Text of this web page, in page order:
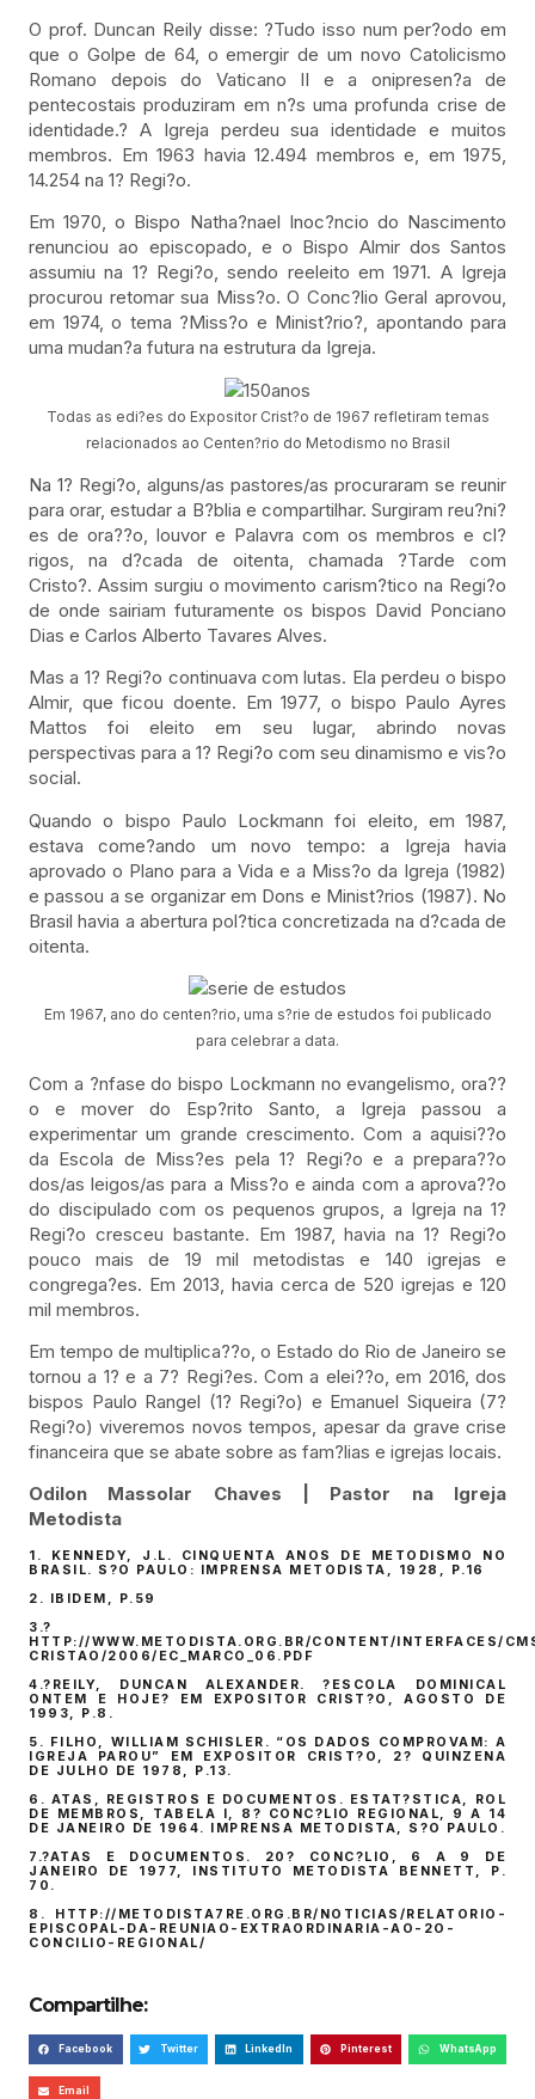
O prof. Duncan Reily disse: ?Tudo isso num per?odo em
que o Golpe de 64, o emergir de um novo Catolicismo
Romano depois do Vaticano II e a onipresen?a de
pentecostais produziram em n?s uma profunda crise de
identidade.? A Igreja perdeu sua identidade e muitos
membros. Em 1963 havia 12.494 membros e, em 1975,
14.254 na 1? Regi?o.
Em 1970, o Bispo Natha?nael Inoc?ncio do Nascimento
renunciou ao episcopado, e o Bispo Almir dos Santos
assumiu na 1? Regi?o, sendo reeleito em 1971. A Igreja
procurou retomar sua Miss?o. O Conc?lio Geral aprovou,
em 1974, o tema ?Miss?o e Minist?rio?, apontando para
uma mudan?a futura na estrutura da Igreja.
Todas as edi?es do Expositor Crist?o de 1967 refletiram temas
relacionados ao Centen?rio do Metodismo no Brasil
Na 1? Regi?o, alguns/as pastores/as procuraram se reunir
para orar, estudar a B?blia e compartilhar. Surgiram reu?ni?
es de ora??o, louvor e Palavra com os membros e cl?
rigos, na d?cada de oitenta, chamada ?Tarde com
Cristo?. Assim surgiu o movimento carism?tico na Regi?o
de onde sairiam futuramente os bispos David Ponciano
Dias e Carlos Alberto Tavares Alves.
Mas a 1? Regi?o continuava com lutas. Ela perdeu o bispo
Almir, que ficou doente. Em 1977, o bispo Paulo Ayres
Mattos foi eleito em seu lugar, abrindo novas
perspectivas para a 1? Regi?o com seu dinamismo e vis?o
social.
Quando o bispo Paulo Lockmann foi eleito, em 1987,
estava come?ando um novo tempo: a Igreja havia
aprovado o Plano para a Vida e a Miss?o da Igreja (1982)
e passou a se organizar em Dons e Minist?rios (1987). No
Brasil havia a abertura pol?tica concretizada na d?cada de
oitenta.
Em 1967, ano do centen?rio, uma s?rie de estudos foi publicado
para celebrar a data.
Com a ?nfase do bispo Lockmann no evangelismo, ora??
o e mover do Esp?rito Santo, a Igreja passou a
experimentar um grande crescimento. Com a aquisi??o
da Escola de Miss?es pela 1? Regi?o e a prepara??o
dos/as leigos/as para a Miss?o e ainda com a aprova??o
do discipulado com os pequenos grupos, a Igreja na 1?
Regi?o cresceu bastante. Em 1987, havia na 1? Regi?o
pouco mais de 19 mil metodistas e 140 igrejas e
congrega?es. Em 2013, havia cerca de 520 igrejas e 120
mil membros.
Em tempo de multiplica??o, o Estado do Rio de Janeiro se
tornou a 1? e a 7? Regi?es. Com a elei??o, em 2016, dos
bispos Paulo Rangel (1? Regi?o) e Emanuel Siqueira (7?
Regi?o) viveremos novos tempos, apesar da grave crise
financeira que se abate sobre as fam?lias e igrejas locais.
Odilon Massolar Chaves | Pastor na Igreja
Metodista
1. KENNEDY, J.L. CINQUENTA ANOS DE METODISMO NO
BRASIL. S?O PAULO: IMPRENSA METODISTA, 1928, P.16
2. IBIDEM, P.59
3.?
HTTP://WWW.METODISTA.ORG.BR/CONTENT/INTERFACES/
CRISTAO/2006/EC_MARCO_06.PDF
4.?REILY, DUNCAN ALEXANDER. ?ESCOLA DOMINICAL
ONTEM E HOJE? EM EXPOSITOR CRIST?O, AGOSTO DE
1993, P.8.
5. FILHO, WILLIAM SCHISLER. “OS DADOS COMPROVAM: A
IGREJA PAROU” EM EXPOSITOR CRIST?O, 2? QUINZENA
DE JULHO DE 1978, P.13.
6. ATAS, REGISTROS E DOCUMENTOS. ESTAT?STICA, ROL
DE MEMBROS, TABELA I, 8? CONC?LIO REGIONAL, 9 A 14
DE JANEIRO DE 1964. IMPRENSA METODISTA, S?O PAULO.
7.?ATAS E DOCUMENTOS. 20? CONC?LIO, 6 A 9 DE
JANEIRO DE 1977, INSTITUTO METODISTA BENNETT, P.
70.
8. HTTP://METODISTA7RE.ORG.BR/NOTICIAS/RELATORIO-
EPISCOPAL-DA-REUNIAO-EXTRAORDINARIA-AO-2O-
CONCILIO-REGIONAL/
Compartilhe:
Facebook Twitter LinkedIn Pinterest WhatsApp
Email